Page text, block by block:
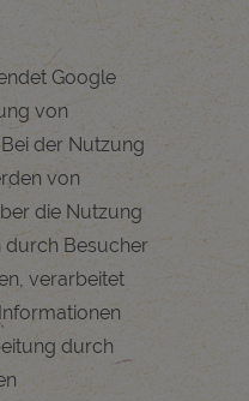
Google
von
der Nutzung
von
die Nutzung
durch Besucher
verarbeitet
durch